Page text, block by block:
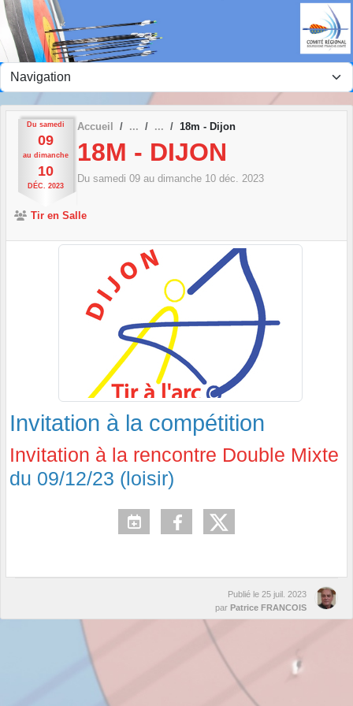
Du samedi
09
au dimanche
10
DÉC. 2023
Accueil 18m - Dijon
18M - DIJON
Du samedi 09 au dimanche 10 déc. 2023
Tir en Salle
Invitation à la compétition
Invitation à la rencontre Double Mixte
du 09/12/23 (loisir)
Publié le 25 juil. 2023
par Patrice FRANCOIS
Panneau de gestion des cookies